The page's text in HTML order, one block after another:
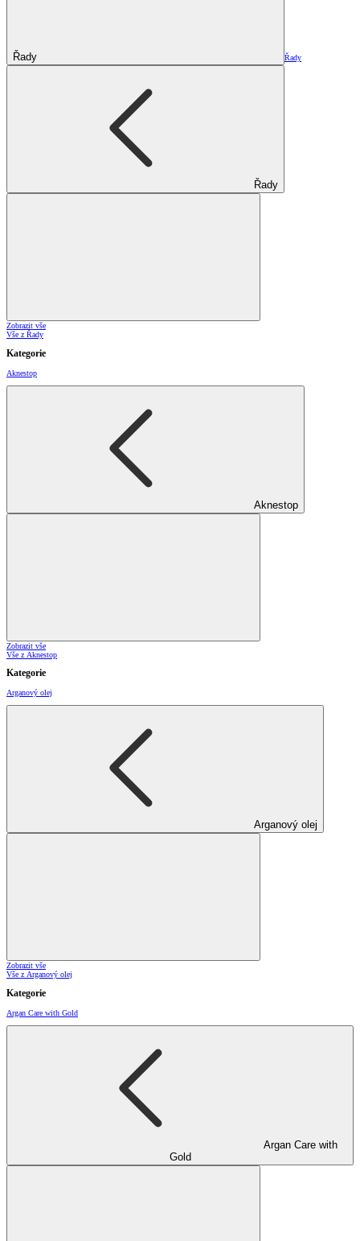
Řady Řady
Řady
Zobrazit vše
Vše z Řady
Kategorie
Aknestop
Aknestop
Zobrazit vše
Vše z Aknestop
Kategorie
Arganový olej
Arganový olej
Zobrazit vše
Vše z Arganový olej
Kategorie
Argan Care with Gold
Argan Care with
Gold